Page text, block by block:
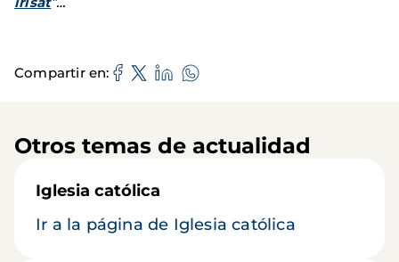
Compartir en
Otros temas de actualidad
Iglesia católica
Ir a la página de Iglesia católica